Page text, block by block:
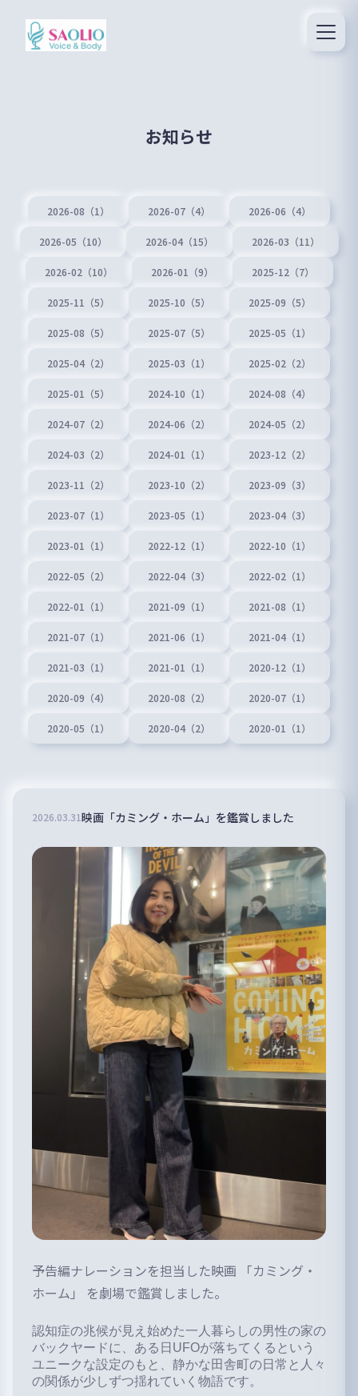
お知らせ
2026-08（1） 2026-07（4） 2026-06（4）
2026-05（10） 2026-04（15） 2026-03（11）
2026-02（10） 2026-01（9） 2025-12（7）
2025-11（5） 2025-10（5） 2025-09（5）
2025-08（5） 2025-07（5） 2025-05（1）
2025-04（2） 2025-03（1） 2025-02（2）
2025-01（5） 2024-10（1） 2024-08（4）
2024-07（2） 2024-06（2） 2024-05（2）
2024-03（2） 2024-01（1） 2023-12（2）
2023-11（2） 2023-10（2） 2023-09（3）
2023-07（1） 2023-05（1） 2023-04（3）
2023-01（1） 2022-12（1） 2022-10（1）
2022-05（2） 2022-04（3） 2022-02（1）
2022-01（1） 2021-09（1） 2021-08（1）
2021-07（1） 2021-06（1） 2021-04（1）
2021-03（1） 2021-01（1） 2020-12（1）
2020-09（4） 2020-08（2） 2020-07（1）
2020-05（1） 2020-04（2） 2020-01（1）
2026.03.31映画「カミング・ホーム」を鑑賞しました
予告編ナレーションを担当した映画 「カミング・
ホーム」 を劇場で鑑賞しました。
認知症の兆候が見え始めた一人暮らしの男性の家の
バックヤードに、ある日UFOが落ちてくるという
ユニークな設定のもと、静かな田舎町の日常と人々
の関係が少しずつ揺れていく物語です。